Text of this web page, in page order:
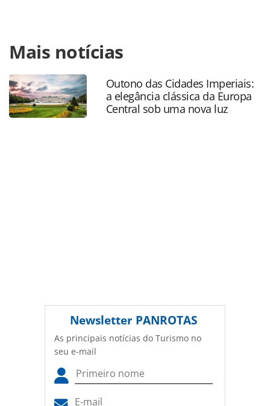
https://www.panrotas.com.br/mercado/operadoras/2022/
hacker-fez-vendas-da-cvc-corp-cairem-128-no-
brasil_188001.html ou as ferramentas oferecidas na
página. Todo o conteúdo produzido pela PANROTAS
Editora é protegido pela legislação brasileira sobre direito
autoral. Não reproduza o conteúdo sem autorização da
Mais notícias
Outono das Cidades Imperiais:
a elegância clássica da Europa
Central sob uma nova luz
Newsletter PANROTAS
As principais notícias do Turismo no
seu e-mail